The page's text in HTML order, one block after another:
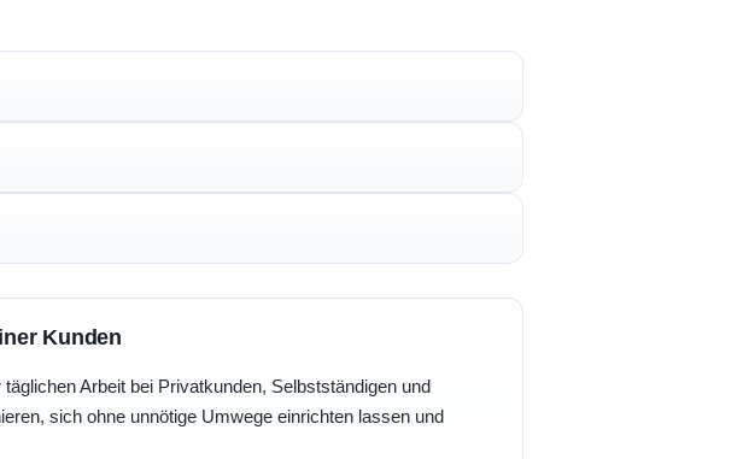
Kunden
Arbeit bei Privatkunden, Selbstständigen und
sich ohne unnötige Umwege einrichten lassen und